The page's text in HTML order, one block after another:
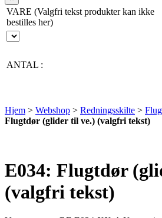
VARE (Valgfri tekst produkter kan ikke
bestilles her)
ANTAL :
Hjem > Webshop > Redningsskilte >
Flugtdør (glider til ve.) (valgfri tekst)
E034: Flugtdør
(valgfri tekst)